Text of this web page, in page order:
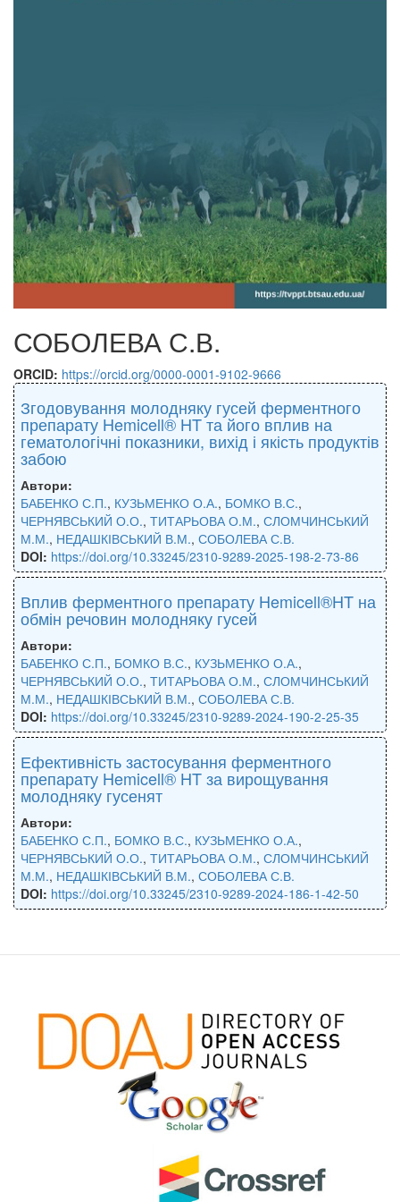
СОБОЛЕВА С.В.
ORCID: https://orcid.org/0000-0001-9102-9666
Згодовування молодняку гусей ферментного
препарату Hemicell® HT та його вплив на
гематологічні показники, вихід і якість продуктів
забою
Автори:
БАБЕНКО С.П., КУЗЬМЕНКО О.А., БОМКО В.С.,
ЧЕРНЯВСЬКИЙ О.О., ТИТАРЬОВА О.М., СЛОМЧИНСЬКИЙ
М.М., НЕДАШКІВСЬКИЙ В.М., СОБОЛЕВА С.В.
DOI: https://doi.org/10.33245/2310-9289-2025-198-2-73-86
Вплив ферментного препарату Hemicell®HT на
обмін речовин молодняку гусей
Автори:
БАБЕНКО С.П., БОМКО В.С., КУЗЬМЕНКО О.А.,
ЧЕРНЯВСЬКИЙ О.О., ТИТАРЬОВА О.М., СЛОМЧИНСЬКИЙ
М.М., НЕДАШКІВСЬКИЙ В.М., СОБОЛЕВА С.В.
DOI: https://doi.org/10.33245/2310-9289-2024-190-2-25-35
Ефективність застосування ферментного
препарату Hemicell® HT за вирощування
молодняку гусенят
Автори:
БАБЕНКО С.П., БОМКО В.С., КУЗЬМЕНКО О.А.,
ЧЕРНЯВСЬКИЙ О.О., ТИТАРЬОВА О.М., СЛОМЧИНСЬКИЙ
М.М., НЕДАШКІВСЬКИЙ В.М., СОБОЛЕВА С.В.
DOI: https://doi.org/10.33245/2310-9289-2024-186-1-42-50